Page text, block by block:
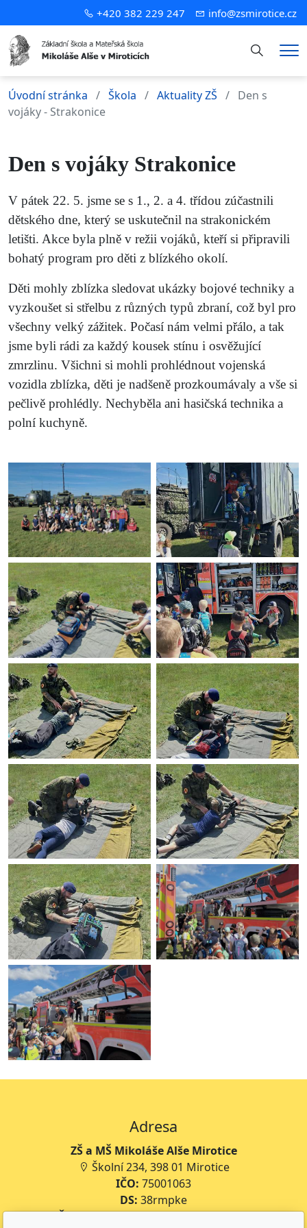
+420 382 229 247 info@zsmirotice.cz
Hledání
Úvodní stránka Škola Aktuality ZŠ
Den s
vojáky - Strakonice
Den s vojáky Strakonice
V pátek 22. 5. jsme se s 1., 2. a 4. třídou zúčastnili
dětského dne, který se uskutečnil na strakonickém
letišti. Akce byla plně v režii vojáků, kteří si připravili
bohatý program pro děti z blízkého okolí.
Děti mohly zblízka sledovat ukázky bojové techniky a
vyzkoušet si střelbu z různých typů zbraní, což byl pro
všechny velký zážitek. Počasí nám velmi přálo, a tak
jsme byli rádi za každý kousek stínu i osvěžující
zmrzlinu. Všichni si mohli prohlédnout vojenská
vozidla zblízka, děti je nadšeně prozkoumávaly a vše si
pečlivě prohlédly. Nechyběla ani hasičská technika a
polní kuchyně.
Adresa
ZŠ a MŠ Mikoláše Alše Mirotice
Školní 234, 398 01 Mirotice
IČO: 75001063
DS: 38rmpke
Číslo účtu školy:35-643227399/0800